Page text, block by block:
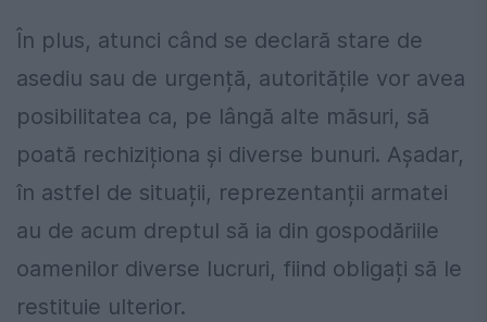
În plus, atunci când se declară stare de
asediu sau de urgență, autoritățile vor avea
posibilitatea ca, pe lângă alte măsuri, să
poată rechiziționa și diverse bunuri. Așadar,
în astfel de situații, reprezentanții armatei
au de acum dreptul să ia din gospodăriile
oamenilor diverse lucruri, fiind obligați să le
restituie ulterior.